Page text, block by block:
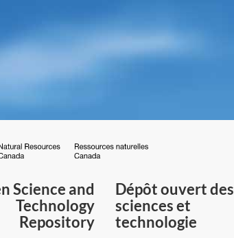
du
Canada
Science and
Technology
Repository
Dépôt ouvert des
sciences et
technologie